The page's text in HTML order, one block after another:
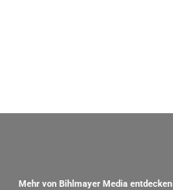
Mehr von Bihlmayer Media entdecken